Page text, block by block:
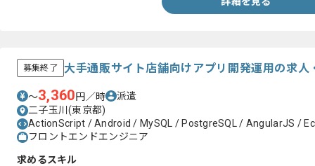
募集終了 大手通販サイト店舗向けアプリ開発運用の求人
〜3,360円／時
派遣
二子玉川(東京都)
ActionScript / Android / MySQL / PostgreSQL / AngularJS /
フロントエンドエンジニア
求めるスキル